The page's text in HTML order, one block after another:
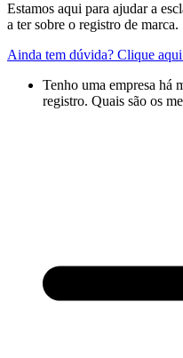
Estamos aqui para ajudar a
a ter sobre o registro de marca.
Ainda tem dúvida? Clique
Tenho uma empresa há
registro. Quais são os